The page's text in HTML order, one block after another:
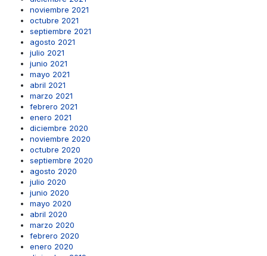
noviembre 2021
octubre 2021
septiembre 2021
agosto 2021
julio 2021
junio 2021
mayo 2021
abril 2021
marzo 2021
febrero 2021
enero 2021
diciembre 2020
noviembre 2020
octubre 2020
septiembre 2020
agosto 2020
julio 2020
junio 2020
mayo 2020
abril 2020
marzo 2020
febrero 2020
enero 2020